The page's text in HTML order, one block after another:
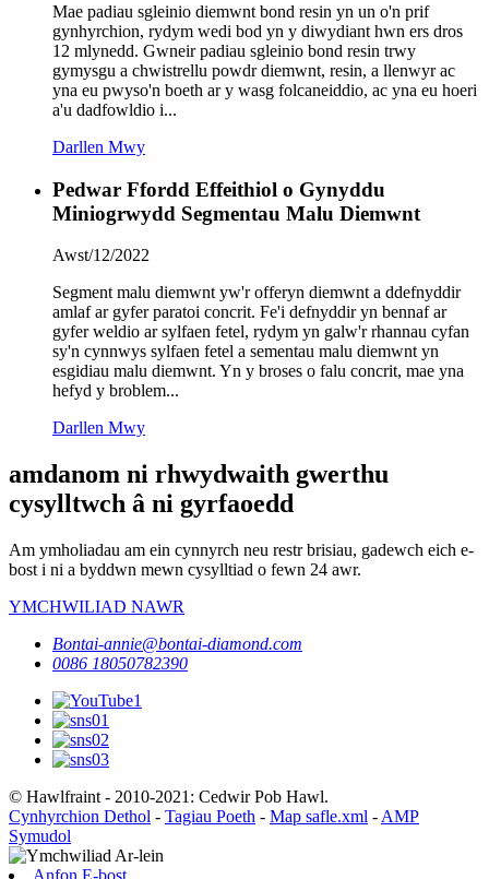
Mae padiau sgleinio diemwnt bond resin yn un o'n prif
gynhyrchion, rydym wedi bod yn y diwydiant hwn ers dros
12 mlynedd. Gwneir padiau sgleinio bond resin trwy
gymysgu a chwistrellu powdr diemwnt, resin, a llenwyr ac
yna eu pwyso'n boeth ar y wasg folcaneiddio, ac yna eu hoeri
a'u dadfowldio i...
Darllen Mwy
Pedwar Ffordd Effeithiol o Gynyddu
Miniogrwydd Segmentau Malu Diemwnt
Awst/12/2022
Segment malu diemwnt yw'r offeryn diemwnt a ddefnyddir
amlaf ar gyfer paratoi concrit. Fe'i defnyddir yn bennaf ar
gyfer weldio ar sylfaen fetel, rydym yn galw'r rhannau cyfan
sy'n cynnwys sylfaen fetel a sementau malu diemwnt yn
esgidiau malu diemwnt. Yn y broses o falu concrit, mae yna
hefyd y broblem...
Darllen Mwy
amdanom ni rhwydwaith gwerthu
cysylltwch â ni gyrfaoedd
Am ymholiadau am ein cynnyrch neu restr brisiau, gadewch eich e-
bost i ni a byddwn mewn cysylltiad o fewn 24 awr.
YMCHWILIAD NAWR
Bontai-annie@bontai-diamond.com
0086 18050782390
© Hawlfraint - 2010-2021: Cedwir Pob Hawl.
Cynhyrchion Dethol - Tagiau Poeth - Map safle.xml - AMP
Symudol